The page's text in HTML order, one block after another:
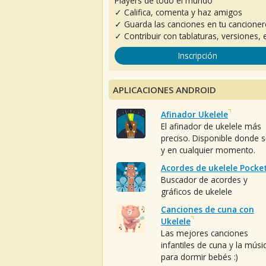
✓ Califica, comenta y haz amigos
✓ Guarda las canciones en tu
✓ Contribuir con tablaturas, versiones,
Inscripción
APLICACIONES ANDROID
Afinador Ukelele
El afinador de ukelele más
preciso. Disponible donde
y en cualquier momento.
Acordes de ukelele
Buscador de acordes y
gráficos de ukelele
Canciones de cuna con
Ukelele
Las mejores canciones
infantiles de cuna y la
para dormir bebés :)